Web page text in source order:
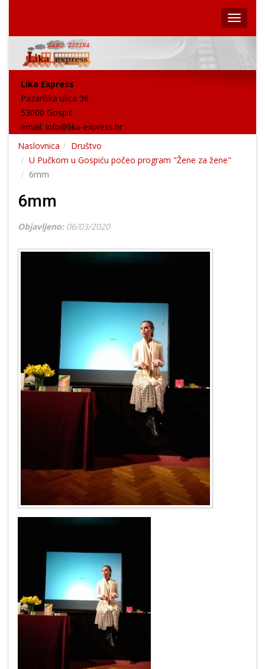
Lika Express
Pazariška ulica 36
53000 Gospić
email: info@lika-express.hr
Naslovnica
Društvo
U Pučkom u Gospiću počeo program "Žene za žene"
6mm
6mm
Objavljeno: 06/03/2020